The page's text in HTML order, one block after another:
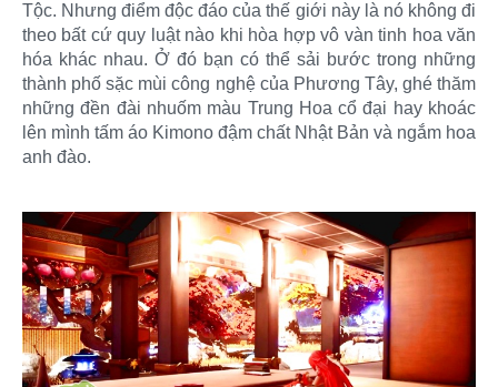
Tộc. Nhưng điểm độc đáo của thế giới này là nó không đi
theo bất cứ quy luật nào khi hòa hợp vô vàn tinh hoa văn
hóa khác nhau. Ở đó bạn có thể sải bước trong những
thành phố sặc mùi công nghệ của Phương Tây, ghé thăm
những đền đài nhuốm màu Trung Hoa cổ đại hay khoác
lên mình tấm áo Kimono đậm chất Nhật Bản và ngắm hoa
anh đào.